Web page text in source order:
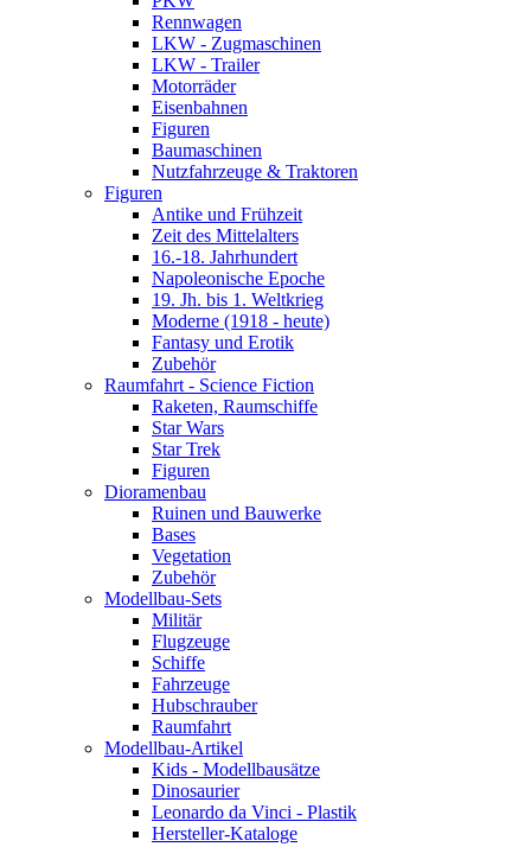
Rennwagen
LKW - Zugmaschinen
LKW - Trailer
Motorräder
Eisenbahnen
Figuren
Baumaschinen
Nutzfahrzeuge & Traktoren
Figuren
Antike und Frühzeit
Zeit des Mittelalters
16.-18. Jahrhundert
Napoleonische Epoche
19. Jh. bis 1. Weltkrieg
Moderne (1918 - heute)
Fantasy und Erotik
Zubehör
Raumfahrt - Science Fiction
Raketen, Raumschiffe
Star Wars
Star Trek
Figuren
Dioramenbau
Ruinen und Bauwerke
Bases
Vegetation
Zubehör
Modellbau-Sets
Militär
Flugzeuge
Schiffe
Fahrzeuge
Hubschrauber
Raumfahrt
Modellbau-Artikel
Kids - Modellbausätze
Dinosaurier
Leonardo da Vinci - Plastik
Hersteller-Kataloge